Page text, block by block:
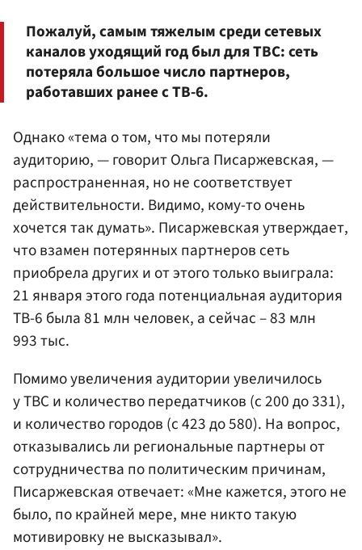
Пожалуй, самым тяжелым среди сетевых
каналов уходящий год был для ТВС: сеть
потеряла большое число партнеров,
работавших ранее с ТВ-6.
Однако «тема о том, что мы потеряли
аудиторию, — говорит Ольга Писаржевская, —
распространенная, но не соответствует
действительности. Видимо, кому-то очень
хочется так думать». Писаржевская утверждает,
что взамен потерянных партнеров сеть
приобрела других и от этого только выиграла:
21 января этого года потенциальная аудитория
ТВ-6 была 81 млн человек, а сейчас – 83 млн
993 тыс.
Помимо увеличения аудитории увеличилось
у ТВС и количество передатчиков (с 200 до 331),
и количество городов (с 423 до 580). На вопрос,
отказывались ли региональные партнеры от
сотрудничества по политическим причинам,
Писаржевская отвечает: «Мне кажется, этого не
было, по крайней мере, мне никто такую
мотивировку не высказывал».